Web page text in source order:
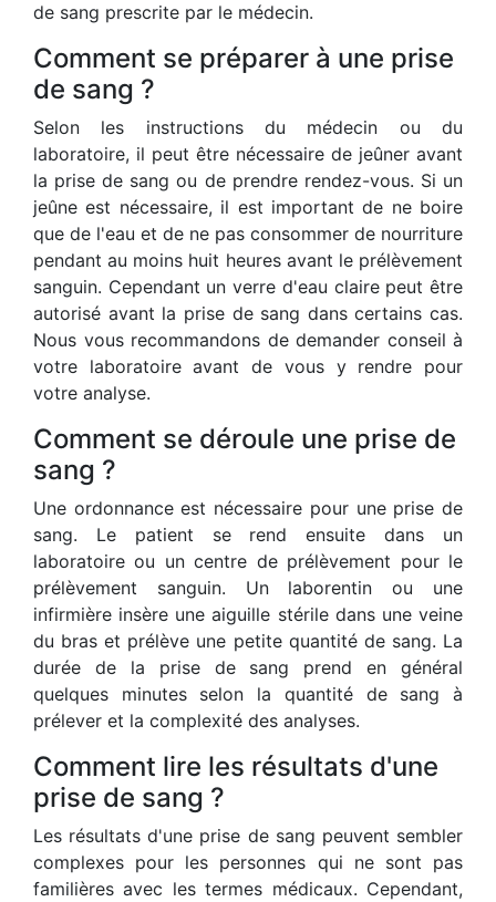
de sang prescrite par le médecin.
Comment se préparer à une prise
de sang ?
Selon les instructions du médecin ou du
laboratoire, il peut être nécessaire de jeûner avant
la prise de sang ou de prendre rendez-vous. Si un
jeûne est nécessaire, il est important de ne boire
que de l'eau et de ne pas consommer de nourriture
pendant au moins huit heures avant le prélèvement
sanguin. Cependant un verre d'eau claire peut être
autorisé avant la prise de sang dans certains cas.
Nous vous recommandons de demander conseil à
votre laboratoire avant de vous y rendre pour
votre analyse.
Comment se déroule une prise de
sang ?
Une ordonnance est nécessaire pour une prise de
sang. Le patient se rend ensuite dans un
laboratoire ou un centre de prélèvement pour le
prélèvement sanguin. Un laborentin ou une
infirmière insère une aiguille stérile dans une veine
du bras et prélève une petite quantité de sang. La
durée de la prise de sang prend en général
quelques minutes selon la quantité de sang à
prélever et la complexité des analyses.
Comment lire les résultats d'une
prise de sang ?
Les résultats d'une prise de sang peuvent sembler
complexes pour les personnes qui ne sont pas
familières avec les termes médicaux. Cependant,